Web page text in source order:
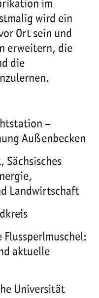
im
wird ein
Ort sein und
erweitern, die
die
–
Außenbecken
Sächsisches
Landwirtschaft
Flussperlmuschel:
aktuelle
Universität